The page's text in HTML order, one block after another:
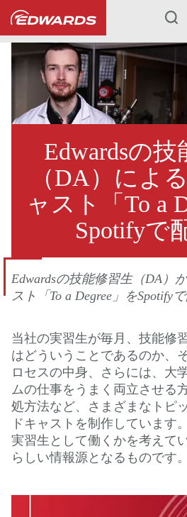
...
Edwardsの技
（DA）によ
ャスト「To a
Spotifyで
Edwardsの技能修習生（DA）
スト「To a Degree」をSpotify
当社の実習生が毎月、技能修
はどういうことであるのか、
ロセスの中身、さらには、大
ムの仕事をうまく両立させる
処方法など、さまざまなトピ
ドキャストを制作しています
実習生として働くかを考えて
らしい情報源となるものです。